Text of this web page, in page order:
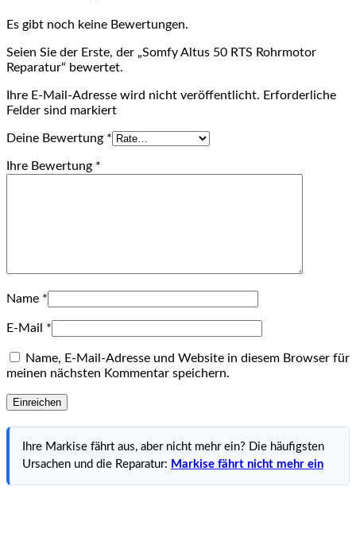
Es gibt noch keine Bewertungen.
Seien Sie der Erste, der „Somfy Altus 50 RTS Rohrmotor
Reparatur“ bewertet.
Ihre E-Mail-Adresse wird nicht veröffentlicht. Erforderliche
Felder sind markiert
Deine Bewertung *
Ihre Bewertung *
Name *
E-Mail *
Name, E-Mail-Adresse und Website in diesem Browser für
meinen nächsten Kommentar speichern.
Ihre Markise fährt aus, aber nicht mehr ein? Die häufigsten
Ursachen und die Reparatur: Markise fährt nicht mehr ein